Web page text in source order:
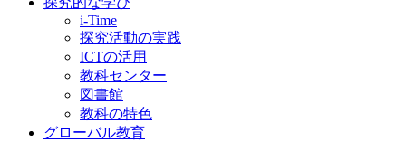
i-Time
探究活動の実践
ICTの活用
教科センター
図書館
教科の特色
グローバル教育